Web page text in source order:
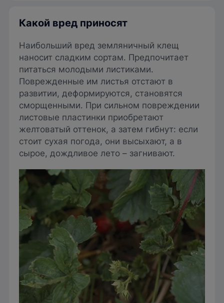
Какой вред приносят
Наибольший вред земляничный клещ
наносит сладким сортам. Предпочитает
питаться молодыми листиками.
Поврежденные им листья отстают в
развитии, деформируются, становятся
сморщенными. При сильном повреждении
листовые пластинки приобретают
желтоватый оттенок, а затем гибнут: если
стоит сухая погода, они высыхают, а в
сырое, дождливое лето – загнивают.